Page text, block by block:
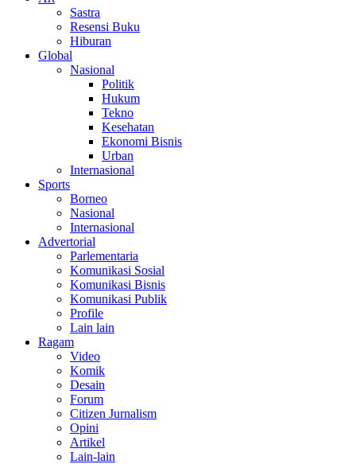
Sastra
Resensi Buku
Hiburan
Global
Nasional
Politik
Hukum
Tekno
Kesehatan
Ekonomi Bisnis
Urban
Internasional
Sports
Borneo
Nasional
Internasional
Advertorial
Parlementaria
Komunikasi Sosial
Komunikasi Bisnis
Komunikasi Publik
Profile
Lain lain
Ragam
Video
Komik
Desain
Forum
Citizen Jurnalism
Opini
Artikel
Lain-lain